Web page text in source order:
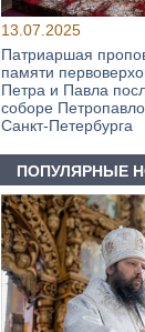
13.07.2025
Патриаршая
памяти
Петра и Павла
соборе
Санкт-Петербурга
ПОПУЛЯРНЫЕ